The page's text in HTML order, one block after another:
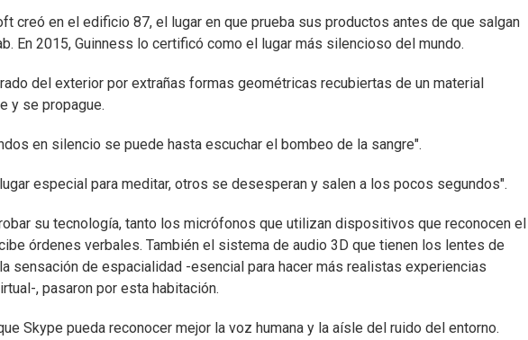
creó en el edificio 87, el lugar en que prueba sus productos antes de que salgan
En 2015, Guinness lo certificó como el lugar más silencioso del mundo.
del exterior por extrañas formas geométricas recubiertas de un material
y se propague.
en silencio se puede hasta escuchar el bombeo de la sangre".
especial para meditar, otros se desesperan y salen a los pocos segundos".
su tecnología, tanto los micrófonos que utilizan dispositivos que reconocen el
órdenes verbales. También el sistema de audio 3D que tienen los lentes de
sensación de espacialidad -esencial para hacer más realistas experiencias
, pasaron por esta habitación.
Skype pueda reconocer mejor la voz humana y la aísle del ruido del entorno.